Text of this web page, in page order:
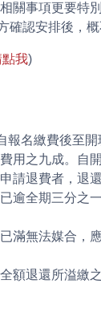
關事項更要特別
確認安排後，概
點我)
報名繳費後至
用之九成。自
請退費者，退
逾全期三分之
滿無法媒合，
額退還所溢繳之